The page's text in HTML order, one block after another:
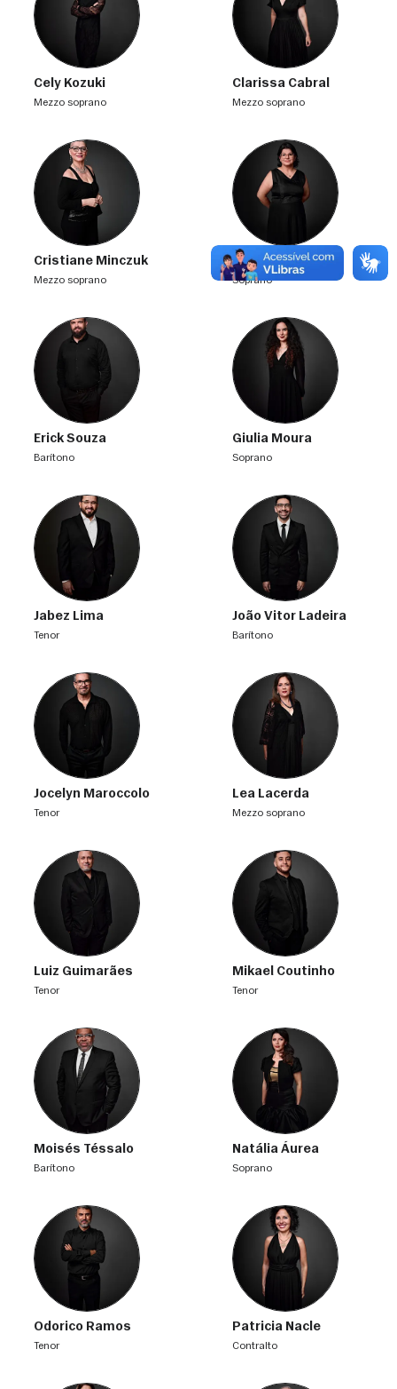
Cely Kozuki
mezzo soprano
Clarissa Cabral
mezzo soprano
Cristiane Minczuk
mezzo soprano
Eliane Chagas
soprano
Erick Souza
barítono
Giulia Moura
soprano
Jabez Lima
tenor
João Vitor Ladeira
barítono
Jocelyn Maroccolo
tenor
Lea Lacerda
mezzo soprano
Luiz Guimarães
tenor
Mikael Coutinho
tenor
Moisés Téssalo
barítono
Natália Áurea
soprano
Odorico Ramos
tenor
Patricia Nacle
contralto